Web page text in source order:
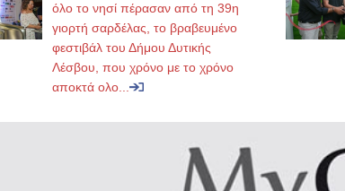
όλο το νησί πέρασαν από τη 39η
γιορτή σαρδέλας, το βραβευμένο
φεστιβάλ του Δήμου Δυτικής
Λέσβου, που χρόνο με το χρόνο
αποκτά ολο...